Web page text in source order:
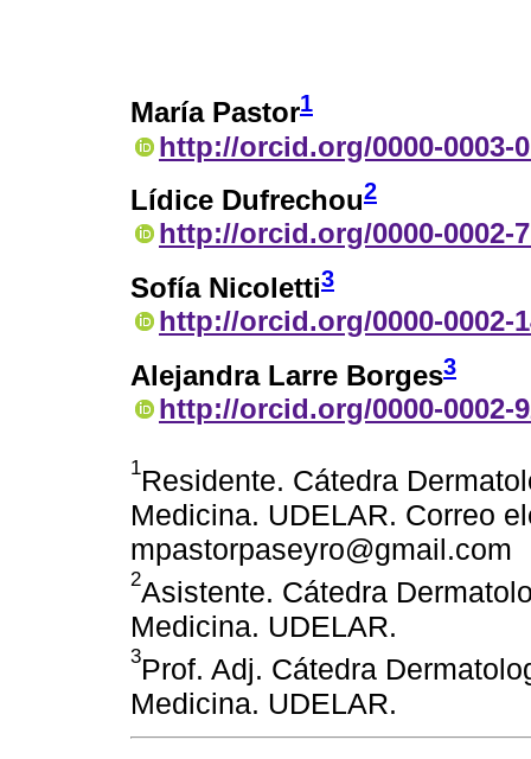
María Pastor1
http://orcid.org/0000-0003-
Lídice Dufrechou2
http://orcid.org/0000-0002-
Sofía Nicoletti3
http://orcid.org/0000-0002-
Alejandra Larre Borges3
http://orcid.org/0000-0002-
1Residente. Cátedra
Medicina. UDELAR. Correo
mpastorpaseyro@gmail.com
2Asistente. Cátedra
Medicina. UDELAR.
3Prof. Adj. Cátedra
Medicina. UDELAR.